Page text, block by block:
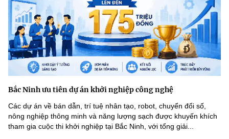
Bắc Ninh ưu tiên dự án khởi nghiệp công nghệ
Các dự án về bán dẫn, trí tuệ nhân tạo, robot, chuyển đổi số,
nông nghiệp thông minh và năng lượng sạch được khuyến khích
tham gia cuộc thi khởi nghiệp tại Bắc Ninh, với tổng giải...